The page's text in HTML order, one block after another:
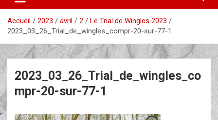
Accueil 2023 avril 2
Le Trial de Wingles 2023
2023_03_26_Trial_de_wingles_compr-20-sur-77-1
2023_03_26_Trial_de_wingles_co
mpr-20-sur-77-1